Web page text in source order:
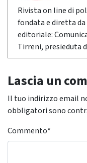
Rivista on line di
fondata e diretta
editoriale:
Tirreni, presieduta
Lascia un
Il tuo indirizzo email
obbligatori sono
Commento*